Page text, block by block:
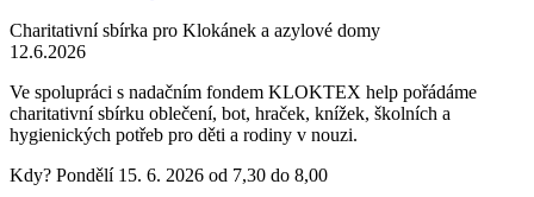
Charitativní sbírka pro Klokánek a azylové domy
12.6.2026
Ve spolupráci s nadačním fondem KLOKTEX help pořádáme
charitativní sbírku oblečení, bot, hraček, knížek, školních a
hygienických potřeb pro děti a rodiny v nouzi.
Kdy? Pondělí 15. 6. 2026 od 7,30 do 8,00